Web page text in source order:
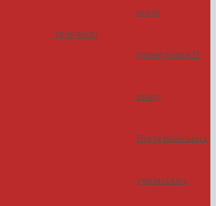
творчості
щодо
проведення ІІ
етапу
Всеукраїнських
учнівських